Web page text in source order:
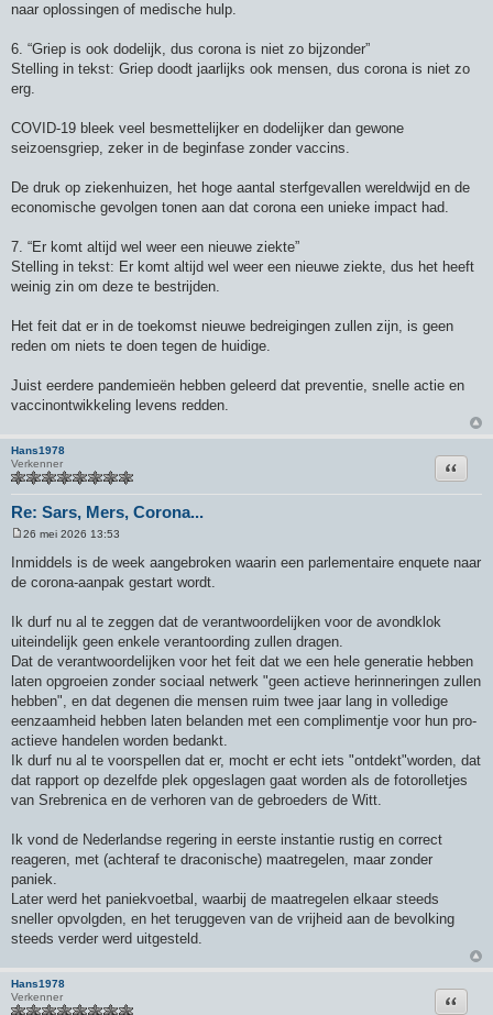
naar oplossingen of medische hulp.
6. “Griep is ook dodelijk, dus corona is niet zo bijzonder”
Stelling in tekst: Griep doodt jaarlijks ook mensen, dus corona is niet zo
erg.
COVID-19 bleek veel besmettelijker en dodelijker dan gewone
seizoensgriep, zeker in de beginfase zonder vaccins.
De druk op ziekenhuizen, het hoge aantal sterfgevallen wereldwijd en de
economische gevolgen tonen aan dat corona een unieke impact had.
7. “Er komt altijd wel weer een nieuwe ziekte”
Stelling in tekst: Er komt altijd wel weer een nieuwe ziekte, dus het heeft
weinig zin om deze te bestrijden.
Het feit dat er in de toekomst nieuwe bedreigingen zullen zijn, is geen
reden om niets te doen tegen de huidige.
Juist eerdere pandemieën hebben geleerd dat preventie, snelle actie en
vaccinontwikkeling levens redden.
Hans1978
Verkenner
Re: Sars, Mers, Corona...
Citeer
r
i
26 mei 2026 13:53
Inmiddels is de week aangebroken waarin een parlementaire enquete naar
de corona-aanpak gestart wordt.
Ik durf nu al te zeggen dat de verantwoordelijken voor de avondklok
uiteindelijk geen enkele verantoording zullen dragen.
Dat de verantwoordelijken voor het feit dat we een hele generatie hebben
laten opgroeien zonder sociaal netwerk "geen actieve herinneringen zullen
hebben", en dat degenen die mensen ruim twee jaar lang in volledige
eenzaamheid hebben laten belanden met een complimentje voor hun pro-
actieve handelen worden bedankt.
Ik durf nu al te voorspellen dat er, mocht er echt iets "ontdekt"worden, dat
dat rapport op dezelfde plek opgeslagen gaat worden als de fotorolletjes
van Srebrenica en de verhoren van de gebroeders de Witt.
Ik vond de Nederlandse regering in eerste instantie rustig en correct
reageren, met (achteraf te draconische) maatregelen, maar zonder
paniek.
Later werd het paniekvoetbal, waarbij de maatregelen elkaar steeds
sneller opvolgden, en het teruggeven van de vrijheid aan de bevolking
steeds verder werd uitgesteld.
Hans1978
Verkenner
Citeer